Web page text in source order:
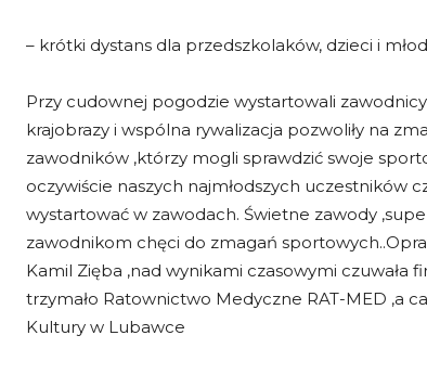
– krótki dystans dla przedszkolaków, dzieci i
Przy cudownej pogodzie wystartowali
krajobrazy i wspólna rywalizacja pozwoliły na
zawodników ,którzy mogli sprawdzić swoje
oczywiście naszych najmłodszych uczestników
wystartować w zawodach. Świetne zawody
zawodnikom chęci do zmagań
Kamil Zięba ,nad wynikami czasowymi
trzymało Ratownictwo Medyczne RAT-MED ,a
Kultury w Lubawce